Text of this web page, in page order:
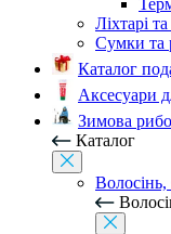
Ліхтарі
Сумки та
Каталог
Аксесуари
Зимова
Каталог